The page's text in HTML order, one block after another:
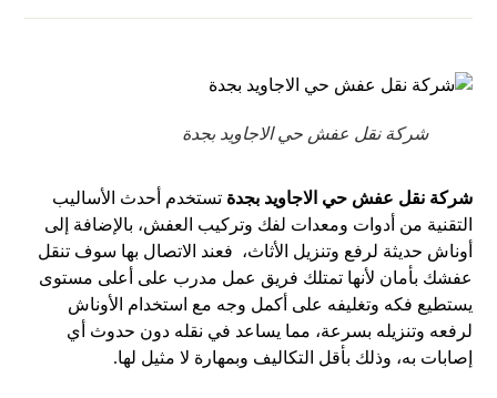
شركة نقل عفش حي الاجاويد بجدة
شركة نقل عفش حي الاجاويد بجدة تستخدم أحدث الأساليب
التقنية من أدوات ومعدات لفك وتركيب العفش، بالإضافة إلى
أوناش حديثة لرفع وتنزيل الأثاث، فعند الاتصال بها سوف تنقل
عفشك بأمان لأنها تمتلك فريق عمل مدرب على أعلى مستوى
يستطيع فكه وتغليفه على أكمل وجه مع استخدام الأوناش
لرفعه وتنزيله بسرعة، مما يساعد في نقله دون حدوث أي
إصابات به، وذلك بأقل التكاليف وبمهارة لا مثيل لها.